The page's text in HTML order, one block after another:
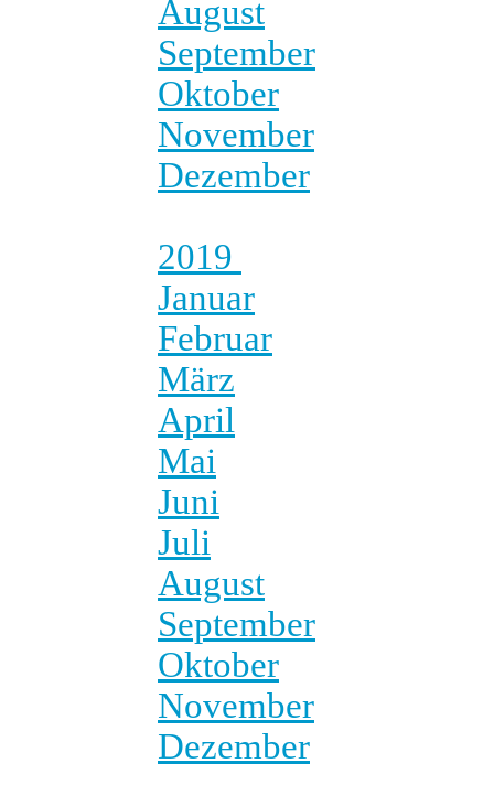
August
September
Oktober
November
Dezember
2019
Januar
Februar
März
April
Mai
Juni
Juli
August
September
Oktober
November
Dezember